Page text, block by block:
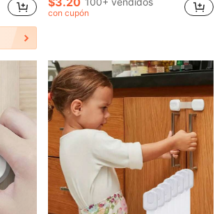
con cupón